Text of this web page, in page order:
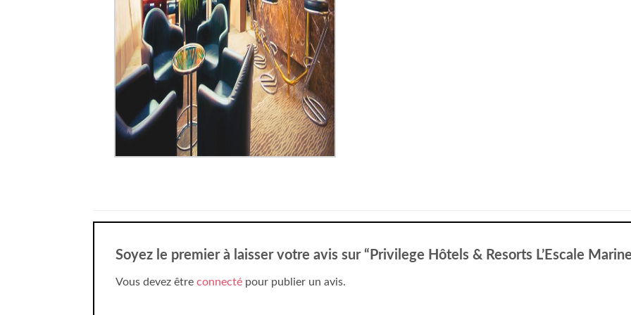
Soyez le premier à laisser votre avis sur “Privilege Hôtels & Resorts L’Escale
Vous devez être connecté pour publier un avis.